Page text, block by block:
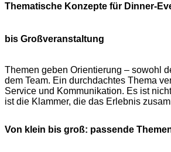
Thematische Konzepte für Dinner-
bis Großveranstaltung
Themen geben Orientierung – sowohl
dem Team. Ein durchdachtes Thema
Service und Kommunikation. Es ist
ist die Klammer, die das Erlebnis
Von klein bis groß: passende